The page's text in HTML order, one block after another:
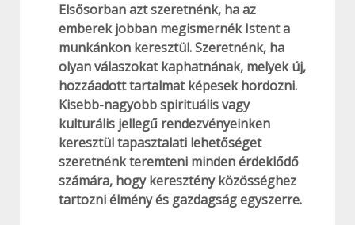
Elsősorban azt szeretnénk, ha az
emberek jobban megismernék Istent a
munkánkon keresztül. Szeretnénk, ha
olyan válaszokat kaphatnának, melyek új,
hozzáadott tartalmat képesek hordozni.
Kisebb-nagyobb spirituális vagy
kulturális jellegű rendezvényeinken
keresztül tapasztalati lehetőséget
szeretnénk teremteni minden érdeklődő
számára, hogy keresztény közösséghez
tartozni élmény és gazdagság egyszerre.